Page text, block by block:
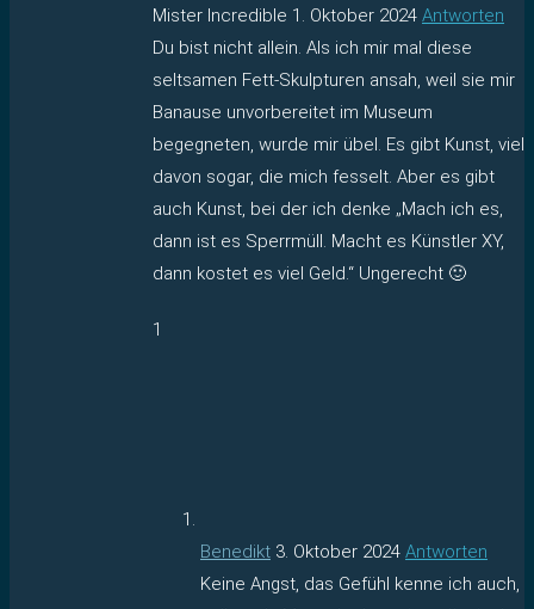
Mister Incredible 1. Oktober 2024 Antworten
Du bist nicht allein. Als ich mir mal diese
seltsamen Fett-Skulpturen ansah, weil sie mir
Banause unvorbereitet im Museum
begegneten, wurde mir übel. Es gibt Kunst, viel
davon sogar, die mich fesselt. Aber es gibt
auch Kunst, bei der ich denke „Mach ich es,
dann ist es Sperrmüll. Macht es Künstler XY,
dann kostet es viel Geld.“ Ungerecht 🙂
1
Benedikt 3. Oktober 2024 Antworten
Keine Angst, das Gefühl kenne ich auch,